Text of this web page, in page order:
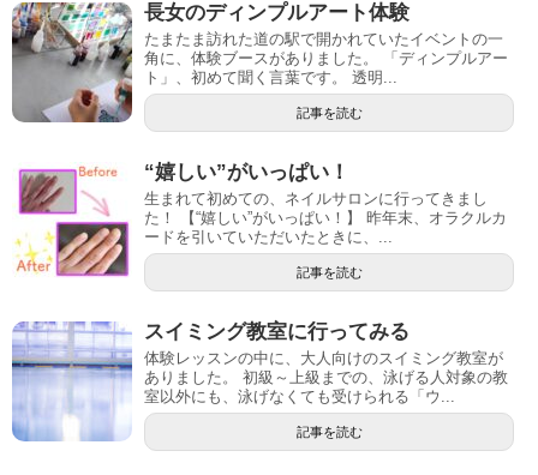
長女のディンプルアート体験
たまたま訪れた道の駅で開かれていたイベントの一
角に、体験ブースがありました。 「ディンプルアー
ト」、初めて聞く言葉です。 透明...
記事を読む
“嬉しい”がいっぱい！
生まれて初めての、ネイルサロンに行ってきまし
た！ 【“嬉しい”がいっぱい！】 昨年末、オラクルカ
ードを引いていただいたときに、...
記事を読む
スイミング教室に行ってみる
体験レッスンの中に、大人向けのスイミング教室が
ありました。 初級～上級までの、泳げる人対象の教
室以外にも、泳げなくても受けられる「ウ...
記事を読む